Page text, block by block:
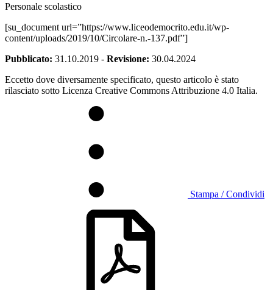
Personale scolastico
[su_document url=”https://www.liceodemocrito.edu.it/wp-
content/uploads/2019/10/Circolare-n.-137.pdf”]
Pubblicato: 31.10.2019 - Revisione: 30.04.2024
Eccetto dove diversamente specificato, questo articolo è stato
rilasciato sotto Licenza Creative Commons Attribuzione 4.0 Italia.
Stampa / Condividi